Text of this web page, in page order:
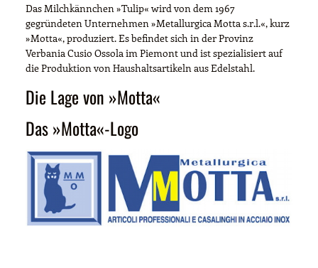
Das Milchkännchen »Tulip« wird von dem 1967
gegründeten Unternehmen »Metallurgica Motta s.r.l.«, kurz
»Motta«, produziert. Es befindet sich in der Provinz
Verbania Cusio Ossola im Piemont und ist spezialisiert auf
die Produktion von Haushaltsartikeln aus Edelstahl.
Die Lage von »Motta«
Das »Motta«-Logo